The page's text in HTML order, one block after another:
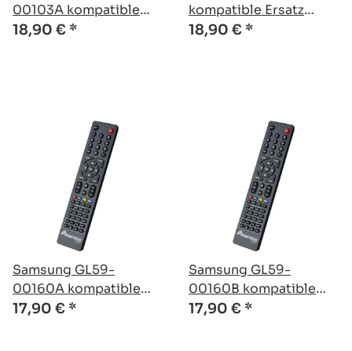
00103A kompatible
Ersatz Fernbedienung
18,90 € *
kompatible Ersatz
Fernbedienung
18,90 € *
Samsung GL59-
00160A kompatible
Ersatz Fernbedienung
17,90 € *
Samsung GL59-
00160B kompatible
Ersatz Fernbedienung
17,90 € *